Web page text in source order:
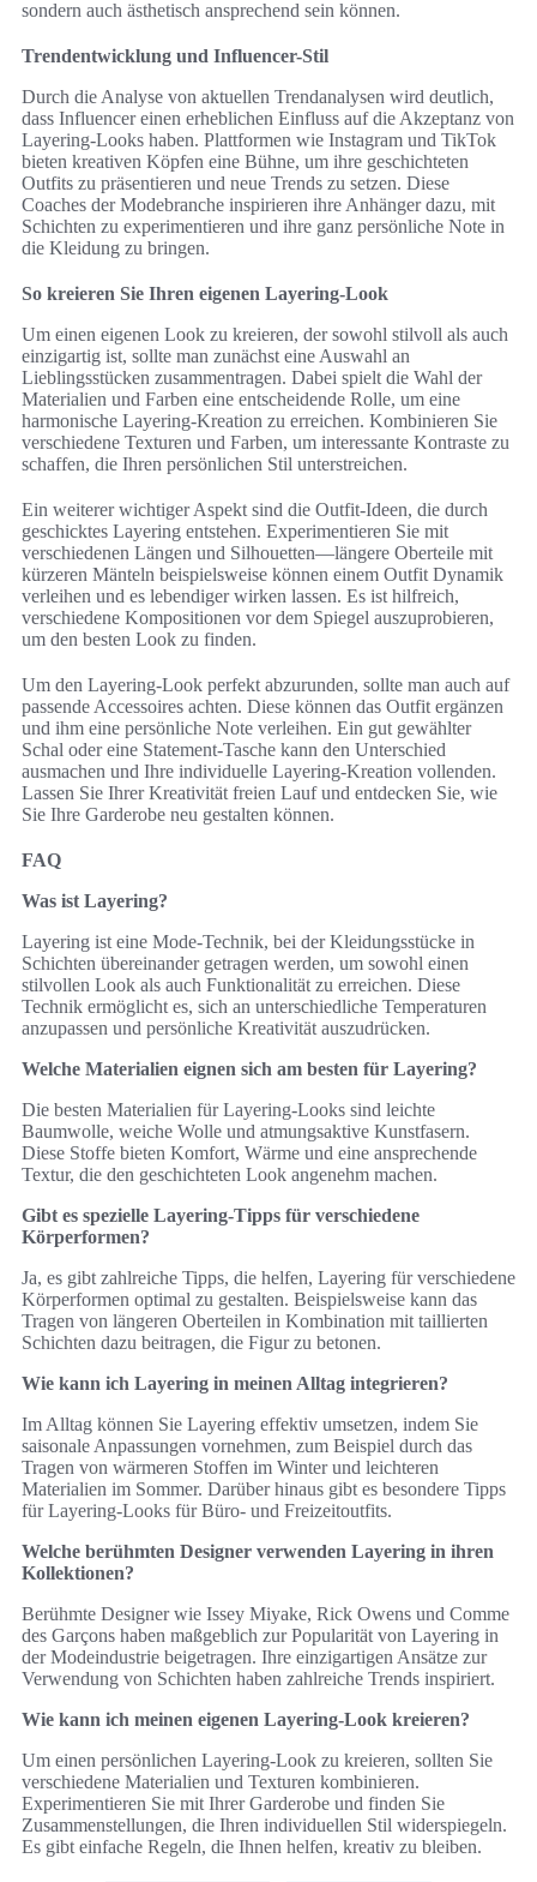
sondern auch ästhetisch ansprechend sein können.
Trendentwicklung und Influencer-Stil
Durch die Analyse von aktuellen Trendanalysen wird deutlich,
dass Influencer einen erheblichen Einfluss auf die Akzeptanz von
Layering-Looks haben. Plattformen wie Instagram und TikTok
bieten kreativen Köpfen eine Bühne, um ihre geschichteten
Outfits zu präsentieren und neue Trends zu setzen. Diese
Coaches der Modebranche inspirieren ihre Anhänger dazu, mit
Schichten zu experimentieren und ihre ganz persönliche Note in
die Kleidung zu bringen.
So kreieren Sie Ihren eigenen Layering-Look
Um einen eigenen Look zu kreieren, der sowohl stilvoll als auch
einzigartig ist, sollte man zunächst eine Auswahl an
Lieblingsstücken zusammentragen. Dabei spielt die Wahl der
Materialien und Farben eine entscheidende Rolle, um eine
harmonische Layering-Kreation zu erreichen. Kombinieren Sie
verschiedene Texturen und Farben, um interessante Kontraste zu
schaffen, die Ihren persönlichen Stil unterstreichen.
Ein weiterer wichtiger Aspekt sind die Outfit-Ideen, die durch
geschicktes Layering entstehen. Experimentieren Sie mit
verschiedenen Längen und Silhouetten—längere Oberteile mit
kürzeren Mänteln beispielsweise können einem Outfit Dynamik
verleihen und es lebendiger wirken lassen. Es ist hilfreich,
verschiedene Kompositionen vor dem Spiegel auszuprobieren,
um den besten Look zu finden.
Um den Layering-Look perfekt abzurunden, sollte man auch auf
passende Accessoires achten. Diese können das Outfit ergänzen
und ihm eine persönliche Note verleihen. Ein gut gewählter
Schal oder eine Statement-Tasche kann den Unterschied
ausmachen und Ihre individuelle Layering-Kreation vollenden.
Lassen Sie Ihrer Kreativität freien Lauf und entdecken Sie, wie
Sie Ihre Garderobe neu gestalten können.
FAQ
Was ist Layering?
Layering ist eine Mode-Technik, bei der Kleidungsstücke in
Schichten übereinander getragen werden, um sowohl einen
stilvollen Look als auch Funktionalität zu erreichen. Diese
Technik ermöglicht es, sich an unterschiedliche Temperaturen
anzupassen und persönliche Kreativität auszudrücken.
Welche Materialien eignen sich am besten für Layering?
Die besten Materialien für Layering-Looks sind leichte
Baumwolle, weiche Wolle und atmungsaktive Kunstfasern.
Diese Stoffe bieten Komfort, Wärme und eine ansprechende
Textur, die den geschichteten Look angenehm machen.
Gibt es spezielle Layering-Tipps für verschiedene
Körperformen?
Ja, es gibt zahlreiche Tipps, die helfen, Layering für verschiedene
Körperformen optimal zu gestalten. Beispielsweise kann das
Tragen von längeren Oberteilen in Kombination mit taillierten
Schichten dazu beitragen, die Figur zu betonen.
Wie kann ich Layering in meinen Alltag integrieren?
Im Alltag können Sie Layering effektiv umsetzen, indem Sie
saisonale Anpassungen vornehmen, zum Beispiel durch das
Tragen von wärmeren Stoffen im Winter und leichteren
Materialien im Sommer. Darüber hinaus gibt es besondere Tipps
für Layering-Looks für Büro- und Freizeitoutfits.
Welche berühmten Designer verwenden Layering in ihren
Kollektionen?
Berühmte Designer wie Issey Miyake, Rick Owens und Comme
des Garçons haben maßgeblich zur Popularität von Layering in
der Modeindustrie beigetragen. Ihre einzigartigen Ansätze zur
Verwendung von Schichten haben zahlreiche Trends inspiriert.
Wie kann ich meinen eigenen Layering-Look kreieren?
Um einen persönlichen Layering-Look zu kreieren, sollten Sie
verschiedene Materialien und Texturen kombinieren.
Experimentieren Sie mit Ihrer Garderobe und finden Sie
Zusammenstellungen, die Ihren individuellen Stil widerspiegeln.
Es gibt einfache Regeln, die Ihnen helfen, kreativ zu bleiben.